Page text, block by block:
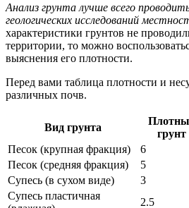
Анализ грунта лучше всего
геологических исследований
характеристики грунтов не
территории, то можно
выяснения его плотности.
Перед вами таблица плотности и
различных почв.
Вид грунта
грунт
Песок (крупная фракция)
6
Песок (средняя фракция)
5
Супесь (в сухом виде)
3
Супесь пластичная
2.5